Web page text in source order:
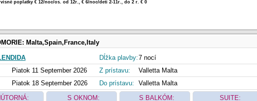
poplatky € 12/noc/os. od 12r., € 6/noc/deti 2-11r., do 2 r. € 0
Malta,Spain,France,Italy
Piatok 11 September 2026
Piatok 18 September 2026
Dĺžka plavby:7 nocí
Z prístavu:
Valletta Malta
Do prístavu:
Valletta Malta
S OKNOM:
S BALKÓM:
SUITE: